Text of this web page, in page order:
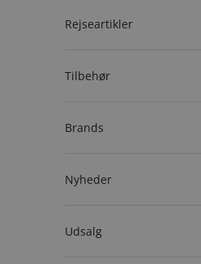
Rejseartikler
Tilbehør
Brands
Nyheder
Udsalg